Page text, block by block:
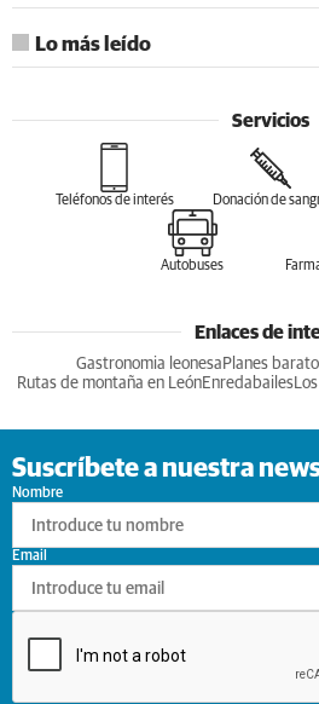
Lo más leído
Servicios
Teléfonos de interés Donación de
Autobuses
Enlaces de
Gastronomia leonesa Planes
Rutas de montaña en LeónEnredabailes
Suscríbete a nuestra
Nombre
Email